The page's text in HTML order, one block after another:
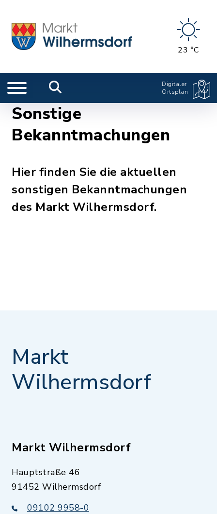
23 °C
Digitaler
Ortsplan
Sonstige
Bekanntmachungen
Hier finden Sie die aktuellen
sonstigen Bekanntmachungen
des Markt Wilhermsdorf.
Markt
Wilhermsdorf
Markt Wilhermsdorf
Hauptstraße 46
91452 Wilhermsdorf
09102 9958-0